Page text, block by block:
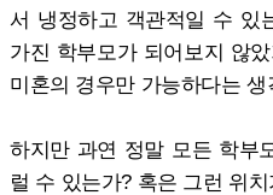
서 냉정하고 객관적일 수 있
가진 학부모가 되어보지 않
미혼의 경우만 가능하다는 생
하지만 과연 정말 모든 학부
럴 수 있는가? 혹은 그런 위